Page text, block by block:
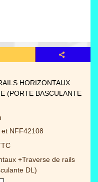
HORIZONTAUX
(PORTE BASCULANTE
NFF42108
+Traverse de rails
DL)